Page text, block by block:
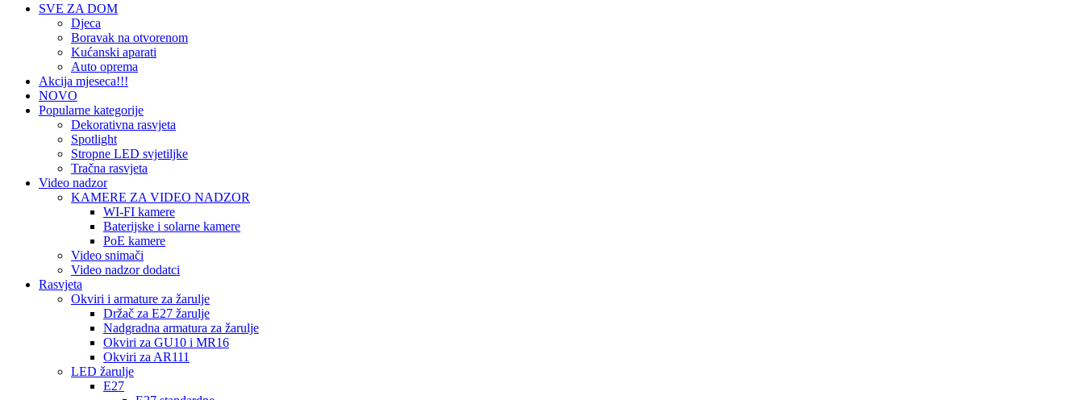
SVE ZA DOM
Djeca
Boravak na otvorenom
Kućanski aparati
Auto oprema
Akcija mjeseca!!!
NOVO
Popularne kategorije
Dekorativna rasvjeta
Spotlight
Stropne LED svjetiljke
Tračna rasvjeta
Video nadzor
KAMERE ZA VIDEO NADZOR
WI-FI kamere
Baterijske i solarne kamere
PoE kamere
Video snimači
Video nadzor dodatci
Rasvjeta
Okviri i armature za žarulje
Držač za E27 žarulje
Nadgradna armatura za žarulje
Okviri za GU10 i MR16
Okviri za AR111
LED žarulje
E27